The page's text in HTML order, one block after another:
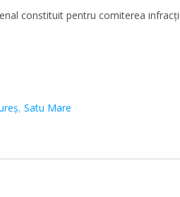
constituit pentru comiterea
, Satu Mare